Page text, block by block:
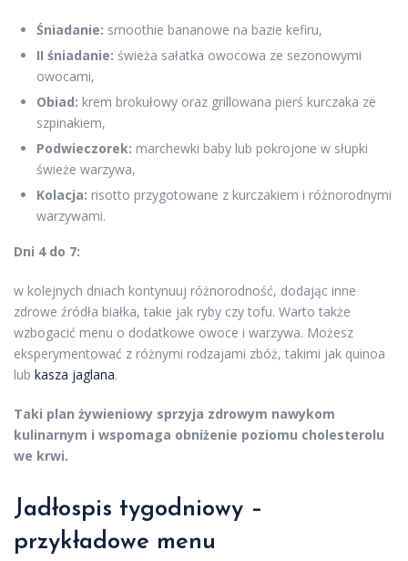
Śniadanie: smoothie bananowe na bazie kefiru,
II śniadanie: świeża sałatka owocowa ze sezonowymi
owocami,
Obiad: krem brokułowy oraz grillowana pierś kurczaka ze
szpinakiem,
Podwieczorek: marchewki baby lub pokrojone w słupki
świeże warzywa,
Kolacja: risotto przygotowane z kurczakiem i różnorodnymi
warzywami.
Dni 4 do 7:
w kolejnych dniach kontynuuj różnorodność, dodając inne
zdrowe źródła białka, takie jak ryby czy tofu. Warto także
wzbogacić menu o dodatkowe owoce i warzywa. Możesz
eksperymentować z różnymi rodzajami zbóż, takimi jak quinoa
lub kasza jaglana.
Taki plan żywieniowy sprzyja zdrowym nawykom
kulinarnym i wspomaga obniżenie poziomu cholesterolu
we krwi.
Jadłospis tygodniowy –
przykładowe menu